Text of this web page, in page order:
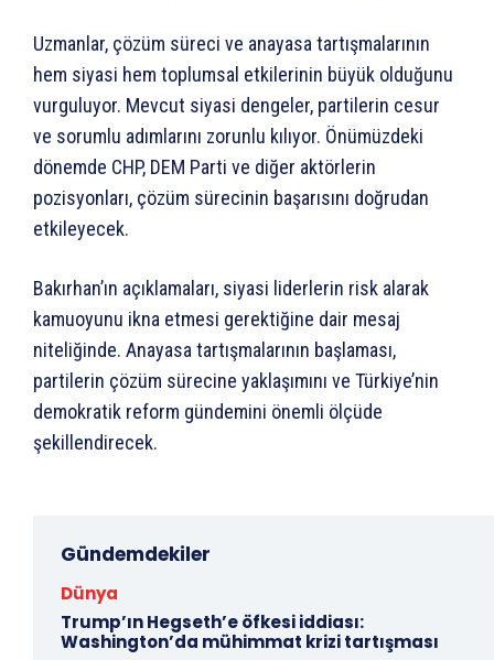
Uzmanlar, çözüm süreci ve anayasa tartışmalarının
hem siyasi hem toplumsal etkilerinin büyük olduğunu
vurguluyor. Mevcut siyasi dengeler, partilerin cesur
ve sorumlu adımlarını zorunlu kılıyor. Önümüzdeki
dönemde CHP, DEM Parti ve diğer aktörlerin
pozisyonları, çözüm sürecinin başarısını doğrudan
etkileyecek.
Bakırhan’ın açıklamaları, siyasi liderlerin risk alarak
kamuoyunu ikna etmesi gerektiğine dair mesaj
niteliğinde. Anayasa tartışmalarının başlaması,
partilerin çözüm sürecine yaklaşımını ve Türkiye’nin
demokratik reform gündemini önemli ölçüde
şekillendirecek.
Gündemdekiler
Dünya
Trump’ın Hegseth’e öfkesi iddiası:
Washington’da mühimmat krizi tartışması